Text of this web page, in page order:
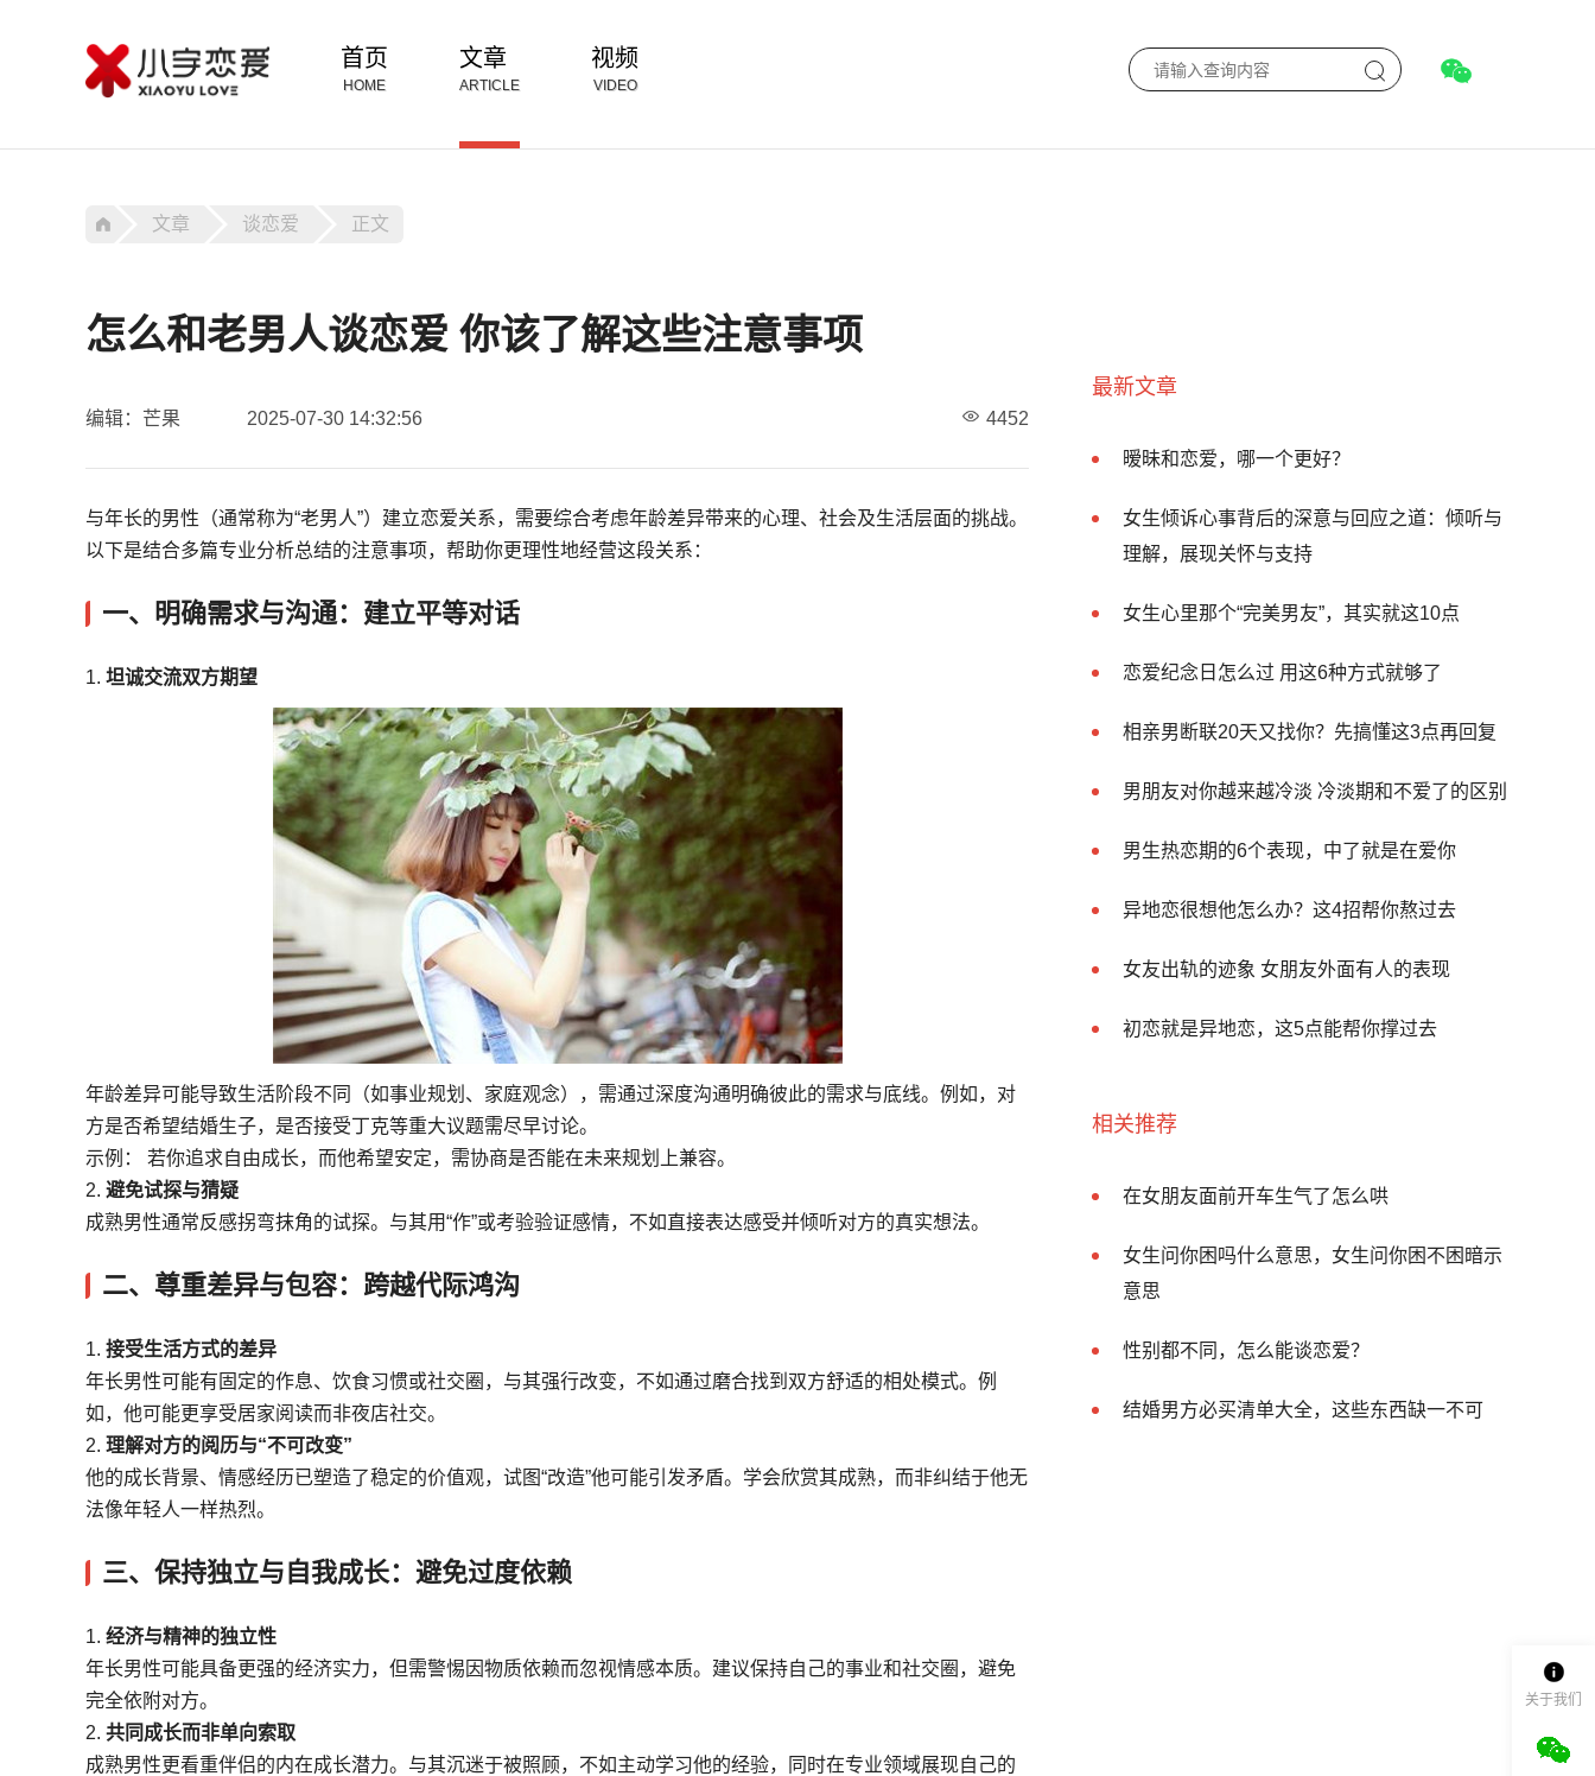
首页
HOME
文章
ARTICLE
视频
VIDEO
文章 谈恋爱 正文
怎么和老男人谈恋爱 你该了解这些注意事项
编辑：芒果 2025-07-30 14:32:56 4452
与年长的男性（通常称为“老男人”）建立恋爱关系，需要综合考虑年龄差异带来的心理、社会及生活层面的挑战。
以下是结合多篇专业分析总结的注意事项，帮助你更理性地经营这段关系：
一、 明确需求与沟通：建立平等对话
1. 坦诚交流双方期望
年龄差异可能导致生活阶段不同（如事业规划、家庭观念），需通过深度沟通明确彼此的需求与底线。例如，对
方是否希望结婚生子，是否接受丁克等重大议题需尽早讨论。
示例： 若你追求自由成长，而他希望安定，需协商是否能在未来规划上兼容。
2. 避免试探与猜疑
成熟男性通常反感拐弯抹角的试探。与其用“作”或考验验证感情，不如直接表达感受并倾听对方的真实想法。
二、 尊重差异与包容：跨越代际鸿沟
1. 接受生活方式的差异
年长男性可能有固定的作息、饮食习惯或社交圈，与其强行改变，不如通过磨合找到双方舒适的相处模式。例
如，他可能更享受居家阅读而非夜店社交。
2. 理解对方的阅历与“不可改变”
他的成长背景、情感经历已塑造了稳定的价值观，试图“改造”他可能引发矛盾。学会欣赏其成熟，而非纠结于他无
法像年轻人一样热烈。
三、 保持独立与自我成长：避免过度依赖
1. 经济与精神的独立性
年长男性可能具备更强的经济实力，但需警惕因物质依赖而忽视情感本质。建议保持自己的事业和社交圈，避免
完全依附对方。
2. 共同成长而非单向索取
成熟男性更看重伴侣的内在成长潜力。与其沉迷于被照顾，不如主动学习他的经验，同时在专业领域展现自己的
最新文章
暧昧和恋爱，哪一个更好？
女生倾诉心事背后的深意与回应之道：倾听与
理解，展现关怀与支持
女生心里那个“完美男友”，其实就这10点
恋爱纪念日怎么过 用这6种方式就够了
相亲男断联20天又找你？先搞懂这3点再回复
男朋友对你越来越冷淡 冷淡期和不爱了的区别
男生热恋期的6个表现，中了就是在爱你
异地恋很想他怎么办？这4招帮你熬过去
女友出轨的迹象 女朋友外面有人的表现
初恋就是异地恋，这5点能帮你撑过去
相关推荐
在女朋友面前开车生气了怎么哄
女生问你困吗什么意思，女生问你困不困暗示
意思
性别都不同，怎么能谈恋爱？
结婚男方必买清单大全，这些东西缺一不可
关于我们